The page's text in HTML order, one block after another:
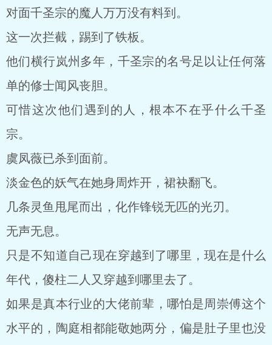
对面千圣宗的魔人万万没有料到。
这一次拦截，踢到了铁板。
他们横行岚州多年，千圣宗的名号足以让任何落
单的修士闻风丧胆。
可惜这次他们遇到的人，根本不在乎什么千圣
宗。
虞凤薇已杀到面前。
淡金色的妖气在她身周炸开，裙袂翻飞。
几条灵鱼甩尾而出，化作锋锐无匹的光刃。
无声无息。
只是不知道自己现在穿越到了哪里，现在是什么
年代，傻柱二人又穿越到哪里去了。
如果是真本行业的大佬前辈，哪怕是周崇傅这个
水平的，陶庭相都能敬她两分，偏是肚子里也没